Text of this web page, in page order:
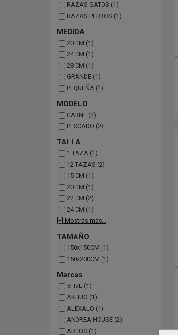
RAZAS GATOS (1)
RAZAS PERROS (1)
MEDIDA
20 CM (1)
24 CM (1)
28 CM (1)
GRANDE (1)
PEQUEÑA (1)
MODELO
CARNE (2)
PESCADO (2)
TALLA
1 TAZA (1)
12 TAZAS (2)
15 CM (1)
20 CM (1)
22 CM (2)
24 CM (1)
[+] Mostrás más...
TAMAÑO
150x150CM (1)
150x200CM (1)
Marcas
5FIVE (1)
AKHUO (1)
ALEXALO (1)
ANDREA HOUSE (2)
ARCOS (1)